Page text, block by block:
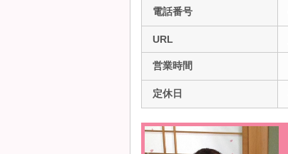
電話番号
URL
営業時間
定休日